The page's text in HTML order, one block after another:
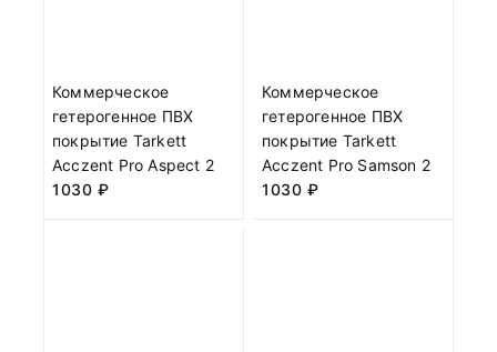
Коммерческое
гетерогенное ПВХ
покрытие Tarkett
Acczent Pro Aspect 2
1030 ₽
Коммерческое
гетерогенное ПВХ
покрытие Tarkett
Acczent Pro Samson 2
1030 ₽